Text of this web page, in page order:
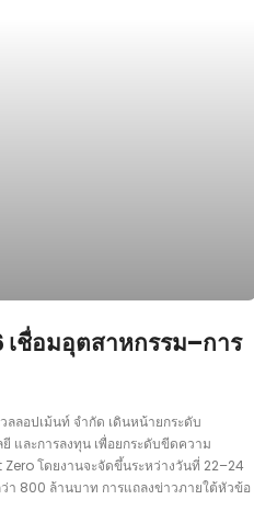
เชื่อมอุตสาหกรรม–การ
ลอปเม้นท์ จำกัด เดินหน้ายกระดับ
และการลงทุน เพื่อยกระดับขีดความ
Zero โดยงานจะจัดขึ้นระหว่างวันที่ 22–24
า 800 ล้านบาท การแถลงข่าวภายใต้หัวข้อ